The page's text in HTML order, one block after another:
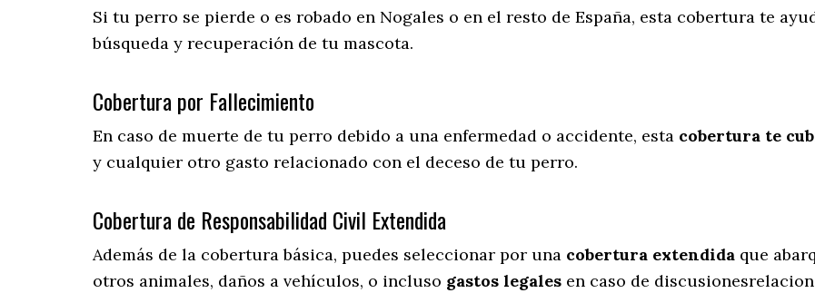
Si tu perro se pierde o es robado en Nogales o en el resto de España, esta cobertura te
búsqueda y recuperación de tu mascota.
Cobertura por Fallecimiento
En caso de muerte de tu perro debido a una enfermedad o accidente, esta cobertura te
y cualquier otro gasto relacionado con el deceso de tu perro.
Cobertura de Responsabilidad Civil Extendida
Además de la cobertura básica, puedes seleccionar por una cobertura extendida que
otros animales, daños a vehículos, o incluso gastos legales en caso de